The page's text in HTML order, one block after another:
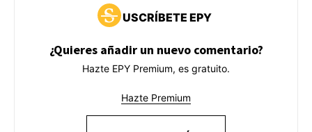
USCRÍBETE EPY
¿Quieres añadir un nuevo comentario?
Hazte EPY Premium, es gratuito.
Hazte Premium